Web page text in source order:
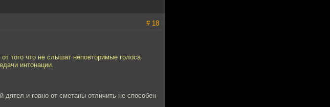
# 18
того что не слышат неповторимые голоса
интонации.
дятел и говно от сметаны отличить не способен